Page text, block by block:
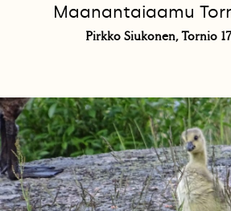
Maanantaiaamu
Pirkko Siukonen, Tornio